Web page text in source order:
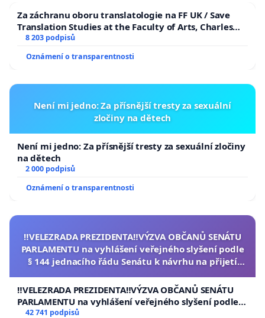
Za záchranu oboru translatologie na FF UK / Save
Translation Studies at the Faculty of Arts, Charles
University
8 203 podpisů
Oznámení o transparentnosti
Není mi jedno: Za přísnější tresty za sexuální
zločiny na dětech
Není mi jedno: Za přísnější tresty za sexuální zločiny
na dětech
2 000 podpisů
Oznámení o transparentnosti
‼️VELEZRADA PREZIDENTA‼️VÝZVA OBČANŮ SENÁTU
PARLAMENTU na vyhlášení veřejného slyšení podle
§ 144 jednacího řádu Senátu k návrhu na přijetí
republiky
‼️VELEZRADA PREZIDENTA‼️VÝZVA OBČANŮ SENÁTU
PARLAMENTU na vyhlášení veřejného slyšení podle §
144 jednacího řádu Senátu k návrhu na přijetí
42 741 podpisů